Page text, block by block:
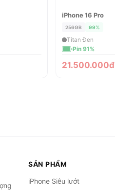
ĐÃ BÁN
iPhone 16 Pro
256GB 99%
Titan Đen
Pin 91%
21.500.000đ
SẢN PHẨM
iPhone Siêu lướt